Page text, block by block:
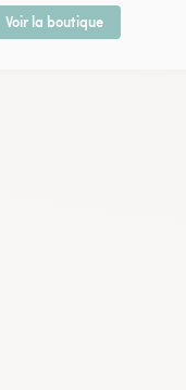
Voir la boutique